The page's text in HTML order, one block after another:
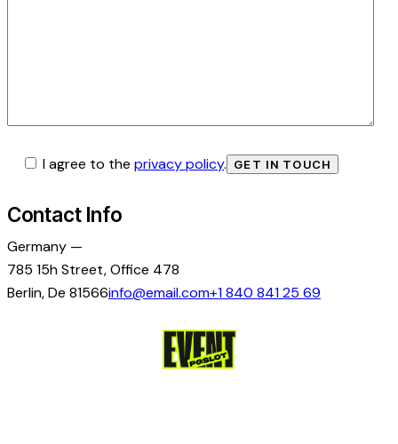
I agree to the privacy policy.
Contact Info
Germany —
785 15h Street, Office 478
Berlin, De 81566info@email.com+1 840 841 25 69